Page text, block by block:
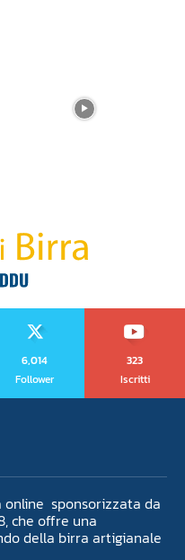
6,014
Follower
323
Iscritti
sponsorizzata da
che offre una
della birra artigianale